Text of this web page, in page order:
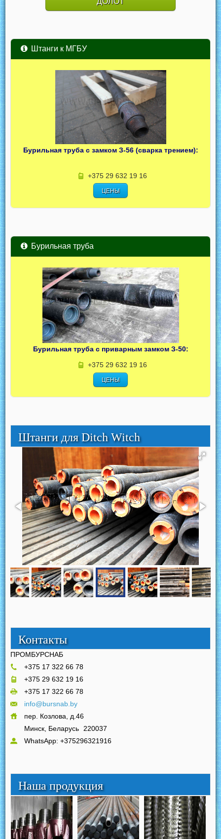
Штанги к МГБУ
Бурильная труба с замком З-56 (сварка трением):
+375 29 632 19 16
ЦЕНЫ
Бурильная труба
Бурильная труба с приварным замком З-50:
+375 29 632 19 16
ЦЕНЫ
Штанги для Ditch Witch
Контакты
ПРОМБУРСНАБ
+375 17 322 66 78
+375 29 632 19 16
+375 17 322 66 78
info@bursnab.by
пер. Козлова, д.46
Минск, Беларусь
220037
WhatsApp: +375296321916
Наша продукция